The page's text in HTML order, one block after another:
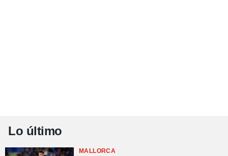
Lo último
MALLORCA